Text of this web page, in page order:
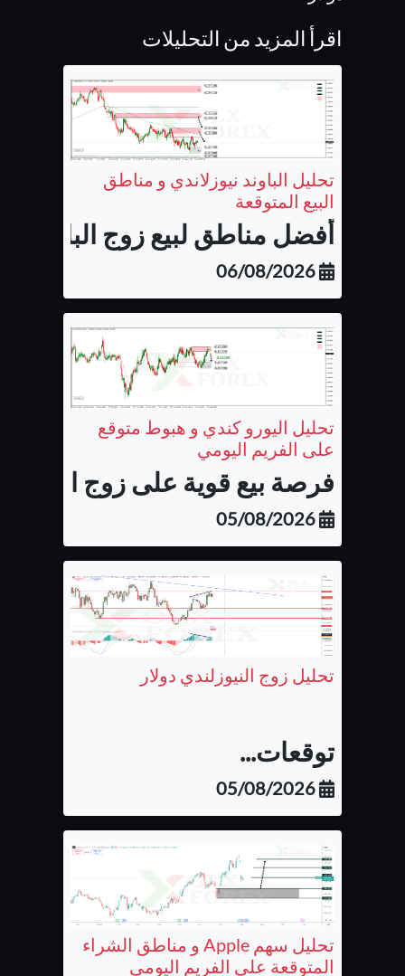
اقرأ المزيد من التحليلات
تحليل الباوند نيوزلاندي و مناطق
البيع المتوقعة
أفضل مناطق لبيع زوج الباوند
06/08/2026
تحليل اليورو كندي و هبوط متوقع
على الفريم اليومي
فرصة بيع قوية على زوج اليورو
05/08/2026
تحليل زوج النيوزلندي دولار
توقعات...
05/08/2026
تحليل سهم Apple و مناطق الشراء
المتوقعة على الفريم اليومي